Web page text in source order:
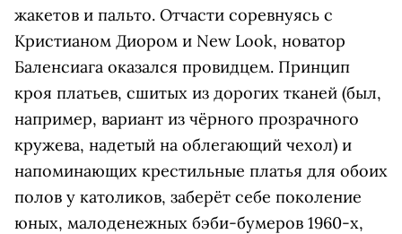
жакетов и пальто. Отчасти соревнуясь с
Кристианом Диором и New Look, новатор
Баленсиага оказался провидцем. Принцип
кроя платьев, сшитых из дорогих тканей (был,
например, вариант из чёрного прозрачного
кружева, надетый на облегающий чехол) и
напоминающих крестильные платья для обоих
полов у католиков, заберёт себе поколение
юных, малоденежных бэби-бумеров 1960-х,